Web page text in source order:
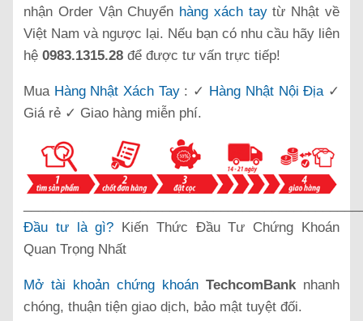
nhận Order Vận Chuyển hàng xách taytừ Nhật về
Việt Nam và ngược lại. Nếu bạn có nhu cầu hãy liên
hệ 0983.1315.28 để được tư vấn trực tiếp!
Mua Hàng Nhật Xách Tay: ✓ Hàng Nhật Nội Địa✓
Giá rẻ ✓ Giao hàng miễn phí.
Đầu tư là gì? Kiến Thức Đầu Tư Chứng Khoán
Quan Trọng Nhất
Mở tài khoản chứng khoán TechcomBank nhanh
chóng, thuận tiện giao dịch, bảo mật tuyệt đối.